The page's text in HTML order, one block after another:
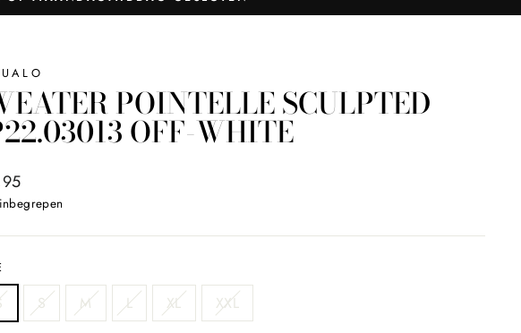
POINTELLE SCULPTED
OFF-WHITE
S M L XL XXL